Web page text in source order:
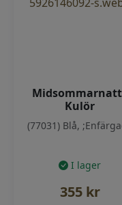
Kulör
(77031) Blå,
I lager
355 kr